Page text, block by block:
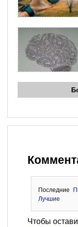
Последние
Лучшие
Чтобы